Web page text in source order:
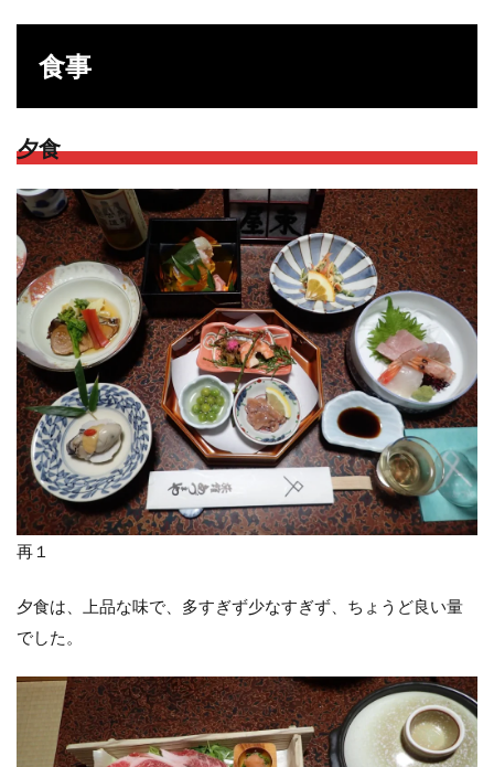
食事
夕食
再１
夕食は、上品な味で、多すぎず少なすぎず、ちょうど良い量
でした。